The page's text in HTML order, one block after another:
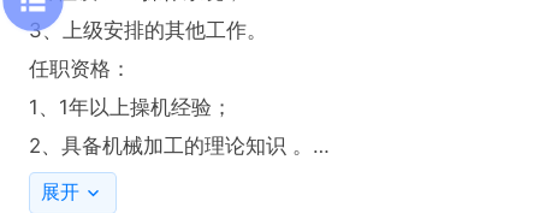
3、上级安排的其他工作。
任职资格：
1、1年以上操机经验；
2、具备机械加工的理论知识 。
年终奖增加0-2月薪资
展开